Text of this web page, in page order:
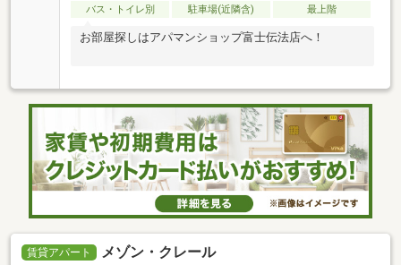
バス・トイレ別
駐車場(近隣含) 最上階
お部屋探しはアパマンショップ富士伝法店へ！
賃貸アパート メゾン・クレール